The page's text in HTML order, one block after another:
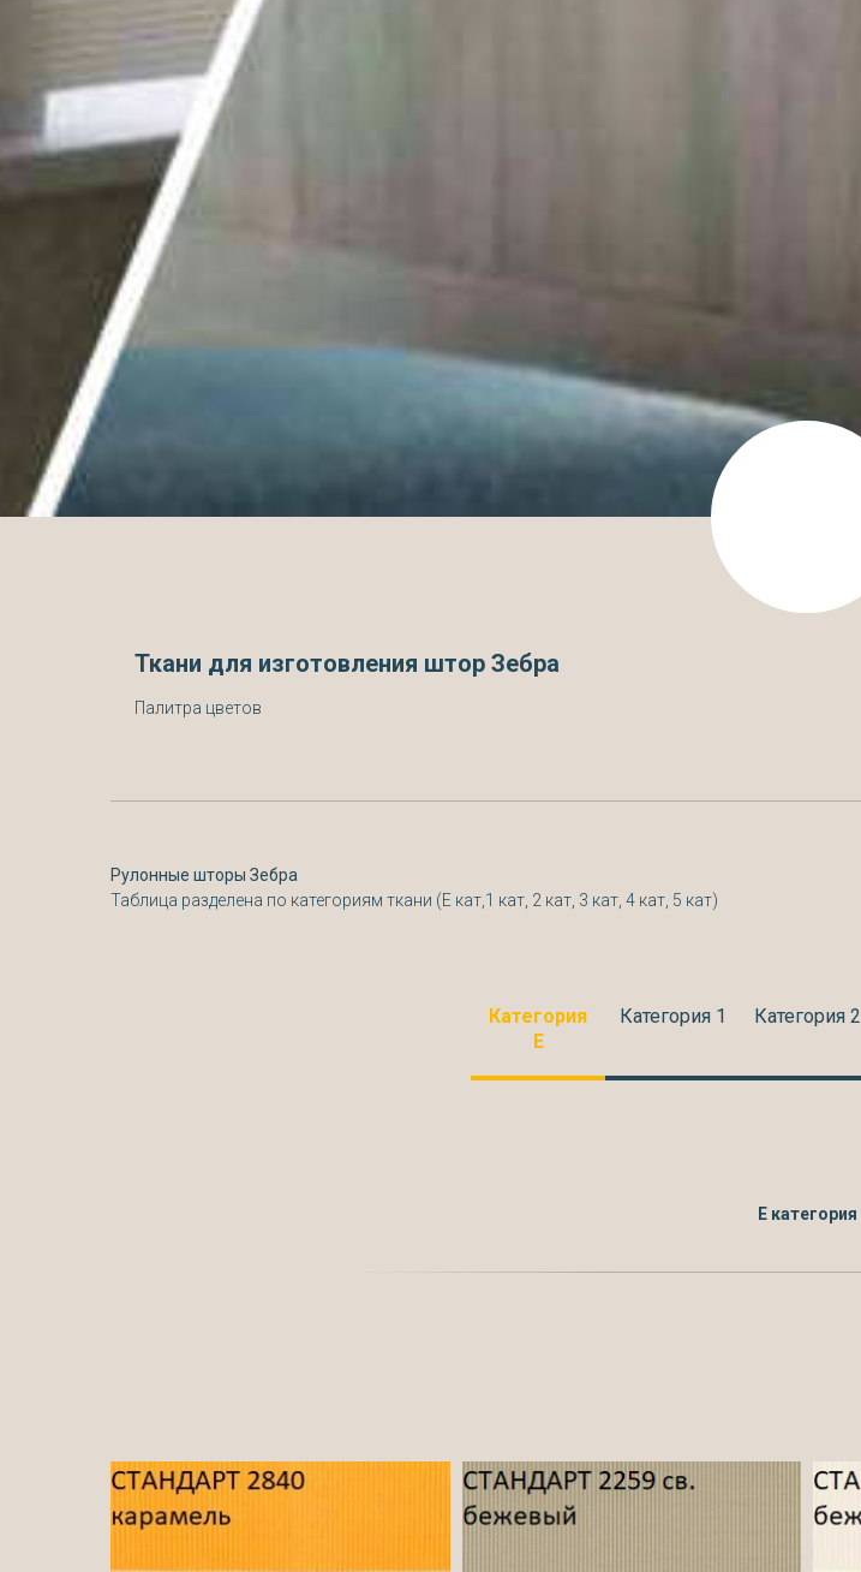
Ткани для изготовления штор Зебра
Палитра цветов
Рулонные шторы Зебра
Таблица разделена по категориям ткани (Е кат,1 кат, 2 кат, 3 кат, 4 кат, 5 кат)
Категория
Е
Категория 1 Категория 2
Е категория